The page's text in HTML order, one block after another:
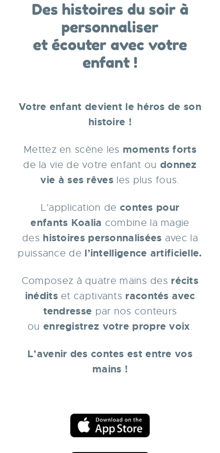
Des histoires du soir à
personnaliser
et écouter avec votre
enfant !
Votre enfant devient le héros de son
histoire !
Mettez en scène les moments forts
de la vie de votre enfant ou donnez
vie à ses rêves les plus fous.
L’application de contes pour
enfants Koalia combine la magie
des histoires personnalisées avec la
puissance de l’intelligence artificielle.
Composez à quatre mains des récits
inéditset captivants racontés avec
tendresse par nos conteurs
ou enregistrez votre propre voix.
L’avenir des contes est entre vos
mains !